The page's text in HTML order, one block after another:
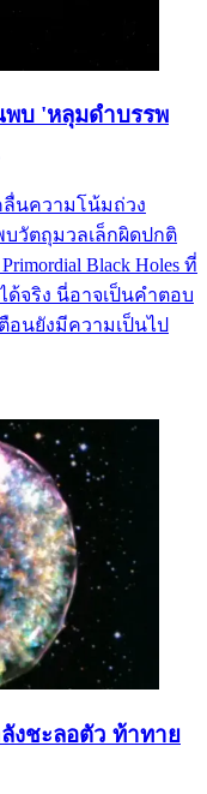
บ 'หลุมดำบรรพ
นความโน้มถ่วง
บวัตถุมวลเล็กผิดปกติ
Black Holes ที่
จริง นี่อาจเป็นคำตอบ
อนยังมีความเป็นไป
งชะลอตัว ท้าทาย